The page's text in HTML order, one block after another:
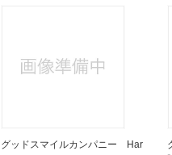
グッドスマイルカンパニー Har